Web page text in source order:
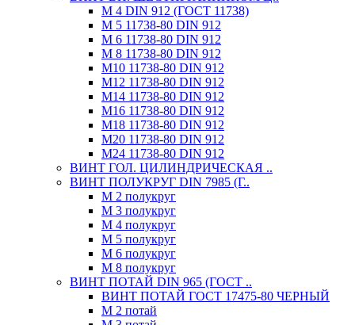
М 4 DIN 912 (ГОСТ 11738)
М 5 11738-80 DIN 912
М 6 11738-80 DIN 912
М 8 11738-80 DIN 912
М10 11738-80 DIN 912
М12 11738-80 DIN 912
М14 11738-80 DIN 912
М16 11738-80 DIN 912
М18 11738-80 DIN 912
М20 11738-80 DIN 912
М24 11738-80 DIN 912
ВИНТ ГОЛ. ЦИЛИНДРИЧЕСКАЯ ..
ВИНТ ПОЛУКРУГ DIN 7985 (Г..
М 2 полукруг
М 3 полукруг
М 4 полукруг
М 5 полукруг
М 6 полукруг
М 8 полукруг
ВИНТ ПОТАЙ DIN 965 (ГОСТ ..
ВИНТ ПОТАЙ ГОСТ 17475-80 ЧЕРНЫЙ
М 2 потай